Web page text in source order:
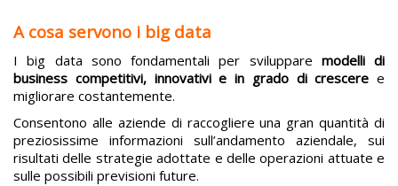
A cosa servono i big data
I big data sono fondamentali per sviluppare modelli di
business competitivi, innovativi e in grado di crescere e
migliorare costantemente.
Consentono alle aziende di raccogliere una gran quantità di
preziosissime informazioni sull’andamento aziendale, sui
risultati delle strategie adottate e delle operazioni attuate e
sulle possibili previsioni future.